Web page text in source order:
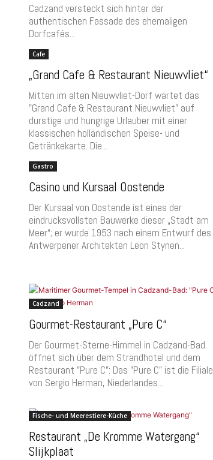
Cadzand versteckt sich hinter der
authentischen Fassade des ehemaligen
Dorfcafés...
Cafe
„Grand Cafe & Restaurant Nieuwvliet“
Mitten im alten Nieuwvliet-Dorf wartet das
"Grand Cafe & Restaurant Nieuwvliet" auf
durstige und hungrige Urlauber mit einer
klassischen holländischen Speise- und
Getränkekarte. Die...
Gastro
Casino und Kursaal Oostende
Der Kursaal von Oostende ist eines der
eindrucksvollsten Bauwerke dieser „Stadt am
Meer“; er wurde 1953 nach einem Entwurf des
Antwerpener Architekten Leon Stynen...
Cadzand
Gourmet-Restaurant „Pure C“
Der Gourmet-Sterne-Himmel in Cadzand-Bad
öffnet sich über dem Strandhotel und dem
Restaurant "Pure C": Das "Pure C" ist die Filiale
von Sergio Herman, Niederlandes...
Fische- und Meerestiere-Küche
Restaurant „De Kromme Watergang“
Slijkplaat